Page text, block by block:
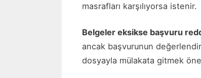
masrafları karşılıyorsa istenir.
Belgeler eksikse başvuru
ancak başvurunun
dosyayla mülakata gitmek